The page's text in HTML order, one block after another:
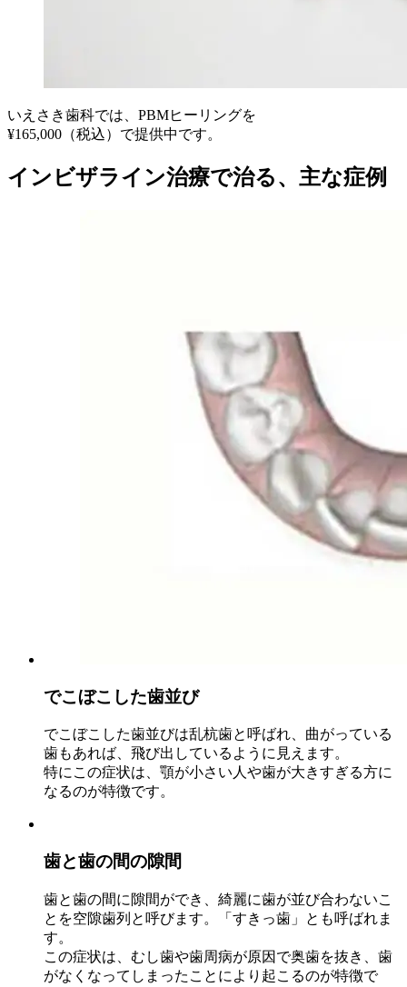
いえさき歯科では、PBMヒーリングを
¥165,000（税込）で提供中です。
インビザライン治療で治る、主な症例
でこぼこした歯並び
でこぼこした歯並びは乱杭歯と呼ばれ、曲がっている
歯もあれば、飛び出しているように見えます。
特にこの症状は、顎が小さい人や歯が大きすぎる方に
なるのが特徴です。
歯と歯の間の隙間
歯と歯の間に隙間ができ、綺麗に歯が並び合わないこ
とを空隙歯列と呼びます。「すきっ歯」とも呼ばれま
す。
この症状は、むし歯や歯周病が原因で奥歯を抜き、歯
がなくなってしまったことにより起こるのが特徴で